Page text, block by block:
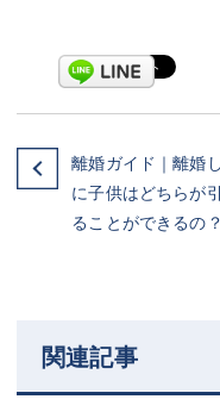
離婚ガイド｜離婚
に子供はどちらが
ることができるの？
関連記事